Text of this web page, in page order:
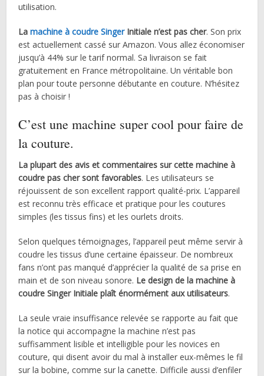
utilisation.
Lamachine à coudre SingerInitiale n’est pas cher. Son prix
est actuellement cassé sur Amazon. Vous allez économiser
jusqu’à 44% sur le tarif normal. Sa livraison se fait
gratuitement en France métropolitaine. Un véritable bon
plan pour toute personne débutante en couture. N’hésitez
pas à choisir !
C’est une machine super cool pour faire de
la couture.
La plupart des avis et commentaires sur cette machine à
coudre pas cher sont favorables. Les utilisateurs se
réjouissent de son excellent rapport qualité-prix. L’appareil
est reconnu très efficace et pratique pour les coutures
simples (les tissus fins) et les ourlets droits.
Selon quelques témoignages, l’appareil peut même servir à
coudre les tissus d’une certaine épaisseur. De nombreux
fans n’ont pas manqué d’apprécier la qualité de sa prise en
main et de son niveau sonore. Le design de la machine à
coudre Singer Initiale plaît énormément aux utilisateurs.
La seule vraie insuffisance relevée se rapporte au fait que
la notice qui accompagne la machine n’est pas
suffisamment lisible et intelligible pour les novices en
couture, qui disent avoir du mal à installer eux-mêmes le fil
sur la bobine, comme sur la canette. Difficile aussi d’enfiler